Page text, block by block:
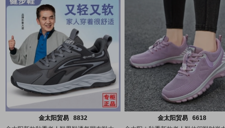
代发
金太阳贸易 8832
代发
金太阳贸易 6618